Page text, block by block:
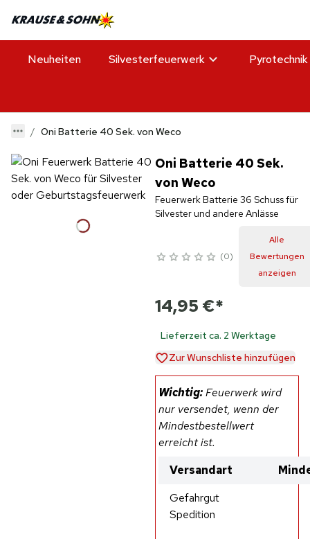
Neuheiten Silvesterfeuerwerk Pyrotechnik
Oni Batterie 40 Sek. von Weco
Oni Batterie 40 Sek.
von Weco
Feuerwerk Batterie 36 Schuss für
Silvester und andere Anlässe
0
Alle
Bewertungen
anzeigen
14,95 €*
Lieferzeit ca. 2 Werktage
Zur Wunschliste hinzufügen
Wichtig:Feuerwerk wird
nur versendet, wenn der
Mindestbestellwert
erreicht ist.
Versandart
Gefahrgut
Spedition